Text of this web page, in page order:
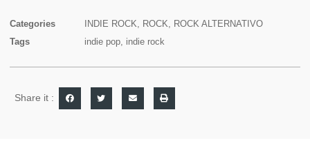
Categories INDIE ROCK, ROCK, ROCK ALTERNATIVO
Tags
indie pop, indie rock
Share it :